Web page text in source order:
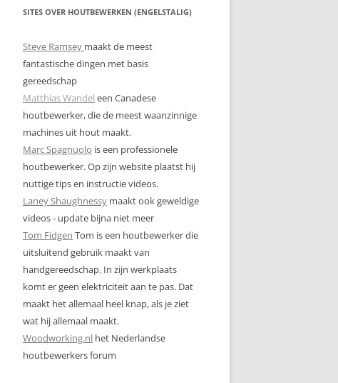
SITES OVER HOUTBEWERKEN (ENGELSTALIG)
Steve Ramsey maakt de meest
fantastische dingen met basis
gereedschap
Matthias Wandel een Canadese
houtbewerker, die de meest waanzinnige
machines uit hout maakt.
Marc Spagnuolo is een professionele
houtbewerker. Op zijn website plaatst hij
nuttige tips en instructie videos.
Laney Shaughnessy maakt ook geweldige
videos - update bijna niet meer
Tom Fidgen Tom is een houtbewerker die
uitsluitend gebruik maakt van
handgereedschap. In zijn werkplaats
komt er geen elektriciteit aan te pas. Dat
maakt het allemaal heel knap, als je ziet
wat hij allemaal maakt.
Woodworking.nl het Nederlandse
houtbewerkers forum